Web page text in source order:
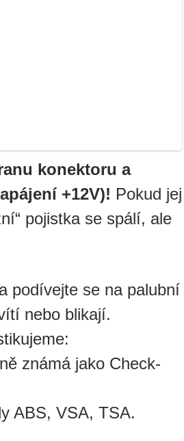
konektoru a
+12V)! Pokud jej
pojistka se spálí, ale
podívejte se na palubní
nebo blikají.
známá jako Check-
ABS, VSA, TSA.